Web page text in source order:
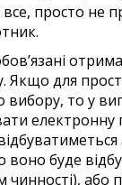
просто не
Якщо для
то у
електронну
буде
або